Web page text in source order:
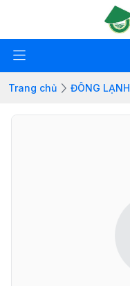
Trang chủ ĐÔNG LẠNH